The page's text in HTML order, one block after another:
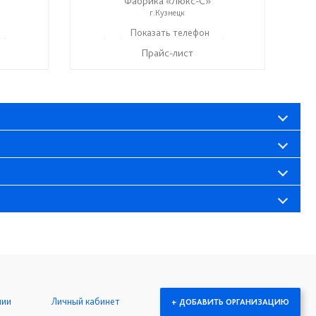
286-06-63
г.Кузнецк
+ 7 (999) 748-11-11 ☎+7 (927) 286-06-63
Показать телефон
Прайс-лист
Личный кабинет + ДОБАВИТЬ ОРГАНИЗАЦИЮ